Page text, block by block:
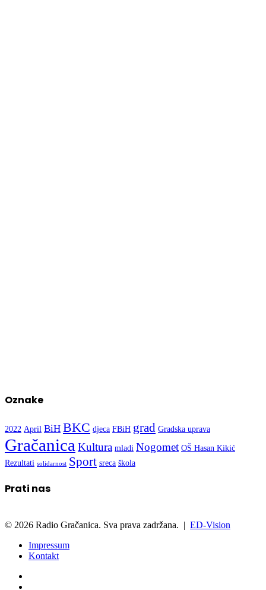
Oznake
2022 April BiH BKC djeca FBiH grad Gradska uprava
Gračanica Kultura mladi Nogomet OŠ Hasan Kikić
Rezultati solidarnost Sport sreca škola
Prati nas
© 2026 Radio Gračanica. Sva prava zadržana. | ED-Vision
Impressum
Kontakt